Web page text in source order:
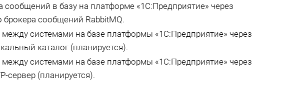
сообщений в базу на платформе «1С:Предприятие» через
сообщений RabbitMQ.
системами на базе платформы «1С:Предприятие» через
каталог (планируется).
системами на базе платформы «1С:Предприятие» через
сервер (планируется).